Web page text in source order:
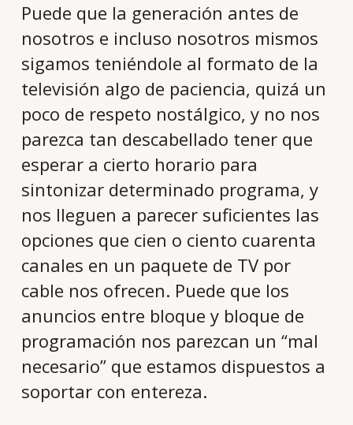
Puede que la generación antes de
nosotros e incluso nosotros mismos
sigamos teniéndole al formato de la
televisión algo de paciencia, quizá un
poco de respeto nostálgico, y no nos
parezca tan descabellado tener que
esperar a cierto horario para
sintonizar determinado programa, y
nos lleguen a parecer suficientes las
opciones que cien o ciento cuarenta
canales en un paquete de TV por
cable nos ofrecen. Puede que los
anuncios entre bloque y bloque de
programación nos parezcan un “mal
necesario” que estamos dispuestos a
soportar con entereza.